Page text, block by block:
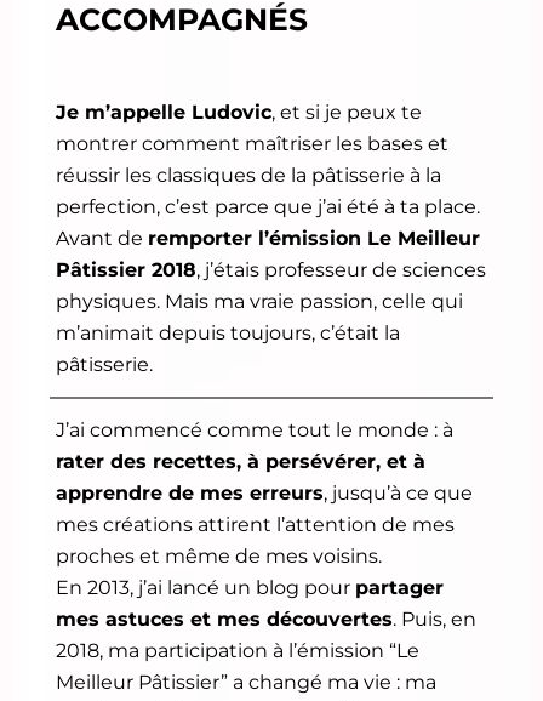
ACCOMPAGNÉS
Je m’appelle Ludovic, et si je peux te
montrer comment maîtriser les bases et
réussir les classiques de la pâtisserie à la
perfection, c’est parce que j’ai été à ta place.
Avant de remporter l’émission Le Meilleur
Pâtissier 2018, j’étais professeur de sciences
physiques. Mais ma vraie passion, celle qui
m’animait depuis toujours, c’était la
pâtisserie.
J’ai commencé comme tout le monde : à
rater des recettes, à persévérer, et à
apprendre de mes erreurs, jusqu’à ce que
mes créations attirent l’attention de mes
proches et même de mes voisins.
En 2013, j’ai lancé un blog pour partager
mes astuces et mes découvertes. Puis, en
2018, ma participation à l’émission “Le
Meilleur Pâtissier” a changé ma vie : ma